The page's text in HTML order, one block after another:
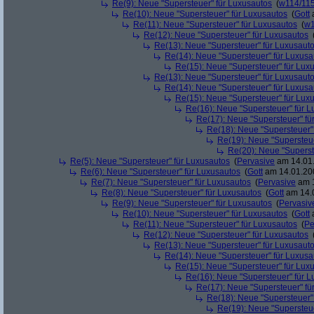
Re(9): Neue "Supersteuer" für Luxusautos (w114/
Re(10): Neue "Supersteuer" für Luxusautos (Gott
Re(11): Neue "Supersteuer" für Luxusautos (
Re(12): Neue "Supersteuer" für Luxusautos
Re(13): Neue "Supersteuer" für
Re(14): Neue "Supersteuer" für
Re(15): Neue "Supersteuer" für
Re(13): Neue "Supersteuer" für
Re(14): Neue "Supersteuer" für
Re(15): Neue "Supersteuer" für
Re(16): Neue "Supersteuer" für
Re(17): Neue "Supersteuer"
Re(18): Neue
Re(19): Neue
Re(20): Neue
Re(5): Neue "Supersteuer" für Luxusautos (Pervasive am
Re(6): Neue "Supersteuer" für Luxusautos (Gott am
Re(7): Neue "Supersteuer" für Luxusautos (Pervasive am
Re(8): Neue "Supersteuer" für Luxusautos (Gott am
Re(9): Neue "Supersteuer" für Luxusautos (
Re(10): Neue "Supersteuer" für Luxusautos (Gott
Re(11): Neue "Supersteuer" für Luxusautos (
Re(12): Neue "Supersteuer" für Luxusautos
Re(13): Neue "Supersteuer" für
Re(14): Neue "Supersteuer" für
Re(15): Neue "Supersteuer" für
Re(16): Neue "Supersteuer" für
Re(17): Neue "Supersteuer"
Re(18): Neue
Re(19): Neue